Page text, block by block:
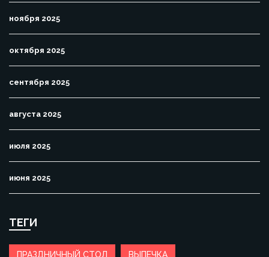
ноября 2025
октября 2025
сентября 2025
августа 2025
июля 2025
июня 2025
ТЕГИ
ПРАЗДНИЧНЫЙ СТОЛ ВЫПЕЧКА